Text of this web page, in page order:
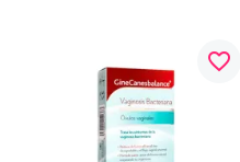
favorite_border